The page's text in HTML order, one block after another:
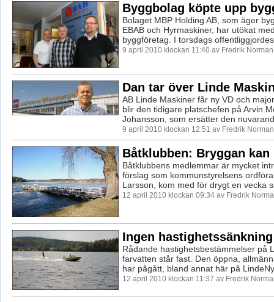
Byggbolag köpte upp
Bolaget MBP Holding AB, som äger
EBAB och Hyrmaskiner, har utökat
byggföretag. I torsdags
9 april 2010 klockan 11:40 av Fredrik Norman
Dan tar över Linde
AB Linde Maskiner får ny VD och
blir den tidigare platschefen på Arvin
Johansson, som ersätter den
9 april 2010 klockan 12:51 av Fredrik Norman
Båtklubben: Bryggan kan
Båtklubbens medlemmar är mycket
förslag som kommunstyrelsens
Larsson, kom med för drygt en vecka
12 april 2010 klockan 09:34 av Fredrik
Ingen
Rådande hastighetsbestämmelser på
farvatten står fast. Den öppna,
har pågått, bland annat här på
12 april 2010 klockan 11:37 av Fredrik